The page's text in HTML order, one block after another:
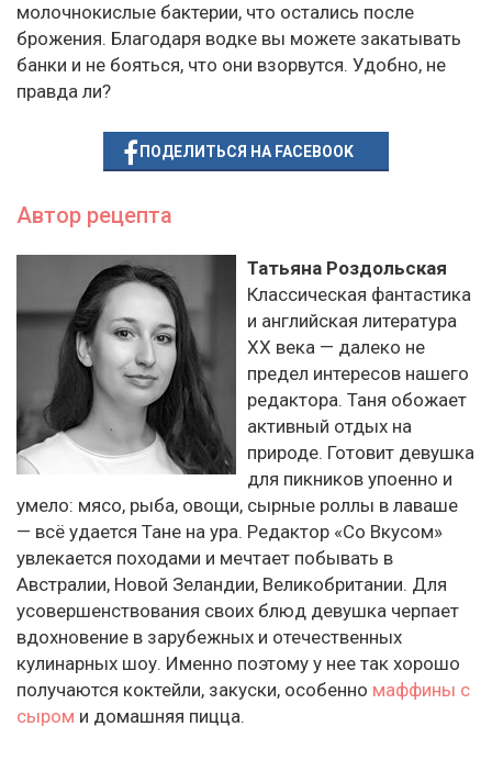
молочнокислые бактерии, что остались после
брожения. Благодаря водке вы можете закатывать
банки и не бояться, что они взорвутся. Удобно, не
правда ли?
ПОДЕЛИТЬСЯ НА FACEBOOK
Автор рецепта
Татьяна Роздольская
Классическая фантастика
и английская литература
ХХ века — далеко не
предел интересов нашего
редактора. Таня обожает
активный отдых на
природе. Готовит девушка
для пикников упоенно и
умело: мясо, рыба, овощи, сырные роллы в лаваше
— всё удается Тане на ура. Редактор «Со Вкусом»
увлекается походами и мечтает побывать в
Австралии, Новой Зеландии, Великобритании. Для
усовершенствования своих блюд девушка черпает
вдохновение в зарубежных и отечественных
кулинарных шоу. Именно поэтому у нее так хорошо
получаются коктейли, закуски, особенно маффины с
сыром и домашняя пицца.